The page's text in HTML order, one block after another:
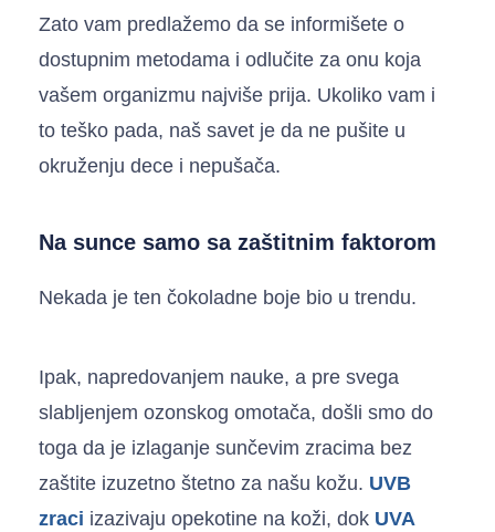
Zato vam predlažemo da se informišete o
dostupnim metodama i odlučite za onu koja
vašem organizmu najviše prija. Ukoliko vam i
to teško pada, naš savet je da ne pušite u
okruženju dece i nepušača.
Na sunce samo sa zaštitnim faktorom
Nekada je ten čokoladne boje bio u trendu.
Ipak, napredovanjem nauke, a pre svega
slabljenjem ozonskog omotača, došli smo do
toga da je izlaganje sunčevim zracima bez
zaštite izuzetno štetno za našu kožu. UVB
zraci izazivaju opekotine na koži, dok UVA